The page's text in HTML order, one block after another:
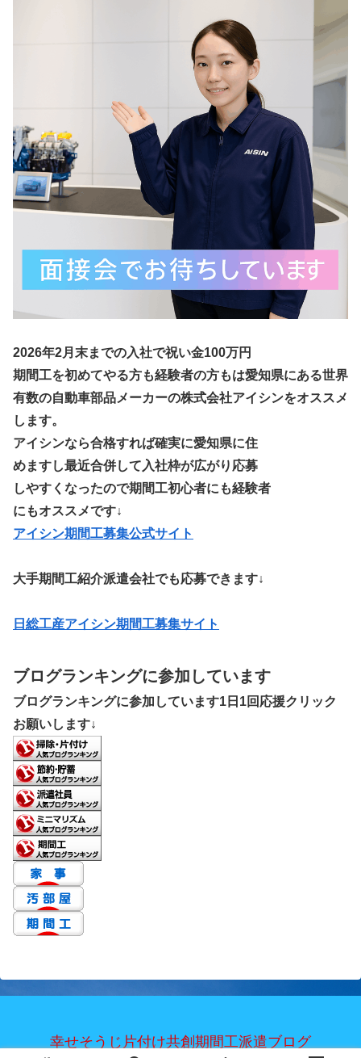
2026年2月末までの入社で祝い金100万円
期間工を初めてやる方も経験者の方もは愛知県にある世界
有数の自動車部品メーカーの株式会社アイシンをオススメ
します。
アイシンなら合格すれば確実に愛知県に住
めますし最近合併して入社枠が広がり応募
しやすくなったので期間工初心者にも経験者
にもオススメです↓
アイシン期間工募集公式サイト
大手期間工紹介派遣会社でも応募できます↓
日総工産アイシン期間工募集サイト
ブログランキングに参加しています
ブログランキングに参加しています1日1回応援クリック
お願いします↓
幸せそうじ片付け共創期間工派遣ブログ